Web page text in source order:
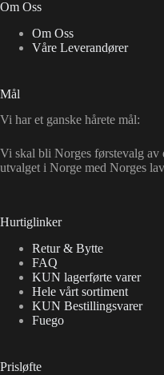
Om Oss
Om Oss
Våre Leverandører
Mål
Vi har et ganske hårete mål:
Vi skal bli Norges førstevalg av
utvalget i Norge med Norges
Hurtiglinker
Retur & Bytte
FAQ
KUN lagerførte varer
Hele vårt sortiment
KUN Bestillingsvarer
Fuego
Prisløfte